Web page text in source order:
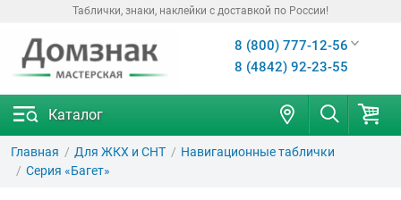
Таблички, знаки, наклейки с доставкой по России!
8 (800) 777-12-56
8 (4842) 92-23-55
Каталог
Главная Для ЖКХ и СНТ
Навигационные таблички
Серия «Багет»